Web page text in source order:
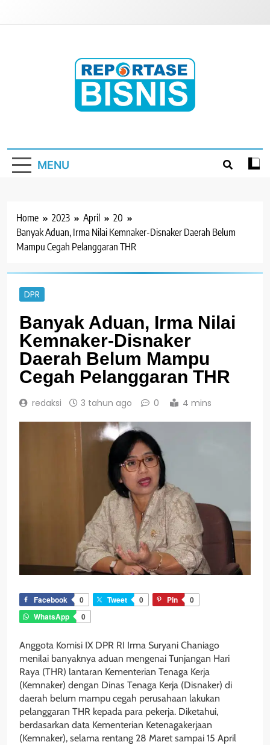
MENU
Home 2023 April
20
Banyak Aduan, Irma Nilai Kemnaker-Disnaker Daerah Belum
Mampu Cegah Pelanggaran THR
DPR
Banyak Aduan, Irma Nilai
Kemnaker-Disnaker
Daerah Belum Mampu
Cegah Pelanggaran THR
redaksi 3 tahun ago 0 4 mins
Facebook 0 Tweet 0 Pin
0
WhatsApp
0
Anggota Komisi IX DPR RI Irma Suryani Chaniago
menilai banyaknya aduan mengenai Tunjangan Hari
Raya (THR) lantaran Kementerian Tenaga Kerja
(Kemnaker) dengan Dinas Tenaga Kerja (Disnaker) di
daerah belum mampu cegah perusahaan lakukan
pelanggaran THR kepada para pekerja. Diketahui,
berdasarkan data Kementerian Ketenagakerjaan
(Kemnaker), selama rentang 28 Maret sampai 15 April